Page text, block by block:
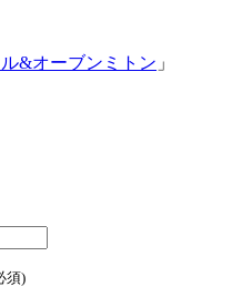
ル&オーブンミトン 」
須)